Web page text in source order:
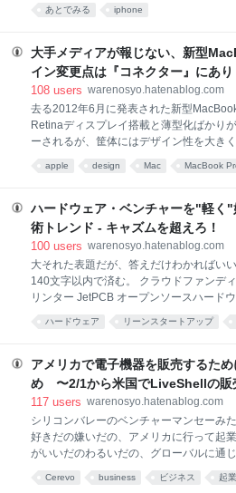
のほうがより『HDRらしい』写真が撮れ
よ、ええ。で、iPad3の3G版がドコモロッ
あってSIMロックではないだろうと買っ
すが、これが残念ながら従来通りのSIM
よ、という報告。 あと、従来のSIMロック
『不正なSIM』と表示されるが一応WiFi環
とはできるという状況でしたが、
ものかも？)では許可されたSIM以外をぶ
定時間（1分ぐらい）で強制リブート（厳
あとでみる iphone
大手メディアが報じない、新型
イン変更点は『コネクター』にあ
108 users warenosyo.hatenablog.com
去る2012年6月に発表された新型MacBook
Retinaディスプレイ搭載と薄型化ばかり
ーされるが、筐体にはデザイン性を大き
取り上げない*1。気づいてないんかねー
ルだなんてぼんやりしたことを書くんじ
ールに”見えるように”こういうことをやっ
んだよってことを書いていただかないと。
してることが多いので致し方ないのだろう
本Blogでは今後も気になる製品の細かな設
上のポイントみたいなものを取り上げて
う。 ・・・・閑話休題。まぁよい、とに
apple design Mac MacBook
ハードウェア・ベンチャーを"軽く
術トレンド - キャズムを超えろ！
100 users warenosyo.hatenablog.com
大それた表題だが、答えだけわかればい
140文字以内で済む。 クラウドファンデ
リンター JetPCB オープンソースハード
さんの気合（トレンドでも何でもないけど
る。タイトルは釣りではないが、ベンチ
下「スタートアップ」と書く。 クラウド
グ 手前味噌なCerevo DASH*1はさてお
はあまりに有名だが、今北産業な方にむけ
（ここではHW）作ってみたいんだけど
る？hoge円出してくれる人がたらその金
作るよ』と出品者が問い、『ほすぃ！
作ってくれぃ』という人（ユーザ）が一
ハードウェア リーンスタートアップ
business
アメリカで電子機器を販売するた
め 〜2/1から米国でLiveShellの販
を超えろ！
117 users warenosyo.hatenablog.com
シリコンバレーのベンチャーマンセーみ
好きだの嫌いだの、アメリカに行って起
がいいだのわるいだの、グローバルに通
だのどーなどまぁ連日アメリカ×ベンチャ
いなワードで盛り上がってるのを横目に
Cerevo business ビジネス 起業